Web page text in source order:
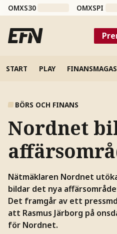
OMXS30 OMXSPI
START PLAY
BÖRS OCH FINANS
Nordnet
Nätmäklaren Nordnet
bildar det nya
Det framgår av ett
att Rasmus Järborg på
för Nordnet.